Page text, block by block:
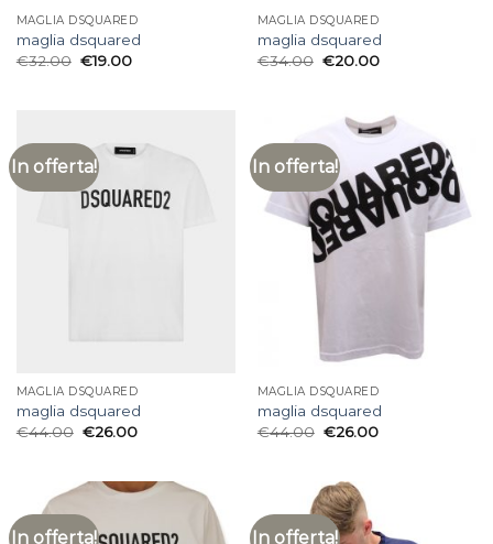
MAGLIA DSQUARED
maglia dsquared
€32.00 €19.00
MAGLIA DSQUARED
maglia dsquared
€34.00 €20.00
In offerta!
MAGLIA DSQUARED
maglia dsquared
€44.00 €26.00
In offerta!
MAGLIA DSQUARED
maglia dsquared
€44.00 €26.00
In offerta! In offerta!